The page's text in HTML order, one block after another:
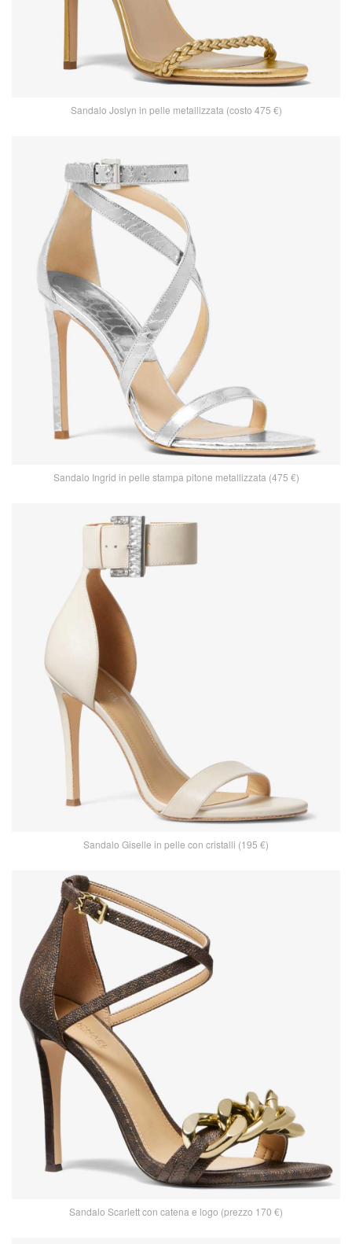
Sandalo Joslyn in pelle metallizzata (costo 475 €)
Sandalo Ingrid in pelle stampa pitone metallizzata (475 €)
Sandalo Giselle in pelle con cristalli (195 €)
Sandalo Scarlett con catena e logo (prezzo 170 €)